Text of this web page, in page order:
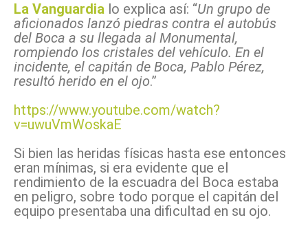
La Vanguardia lo explica así: “Un grupo de
aficionados lanzó piedras contra el autobús
del Boca a su llegada al Monumental,
rompiendo los cristales del vehículo. En el
incidente, el capitán de Boca, Pablo Pérez,
resultó herido en el ojo.”
https://www.youtube.com/watch?
v=uwuVmWoskaE
Si bien las heridas físicas hasta ese entonces
eran mínimas, si era evidente que el
rendimiento de la escuadra del Boca estaba
en peligro, sobre todo porque el capitán del
equipo presentaba una dificultad en su ojo.